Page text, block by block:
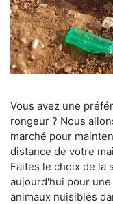
Vous avez une
rongeur ? Nous
marché pour
distance de votre
Faites le choix de la
aujourd'hui pour
animaux nuisibles